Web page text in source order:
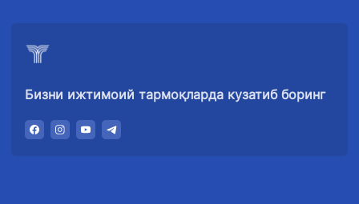
Бизни ижтимоий тармоқларда кузатиб боринг